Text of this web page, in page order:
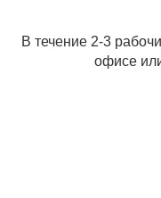
В течение 2-3
офисе